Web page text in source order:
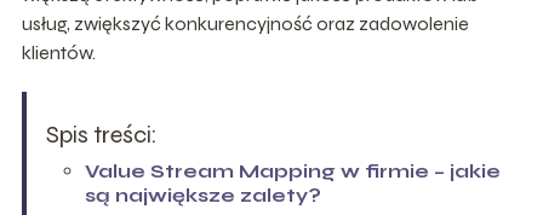
usług, zwiększyć konkurencyjność oraz zadowolenie
klientów.
Spis treści:
Value Stream Mapping w firmie – jakie
są największe zalety?